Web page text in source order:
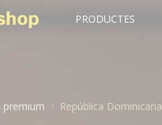
PRODUCTES
premium República Dominicana